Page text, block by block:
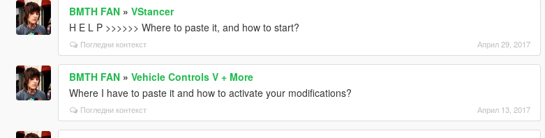
BMTH FAN» VStancer
H E L P >>>>>> Where to paste it, and how to start?
Погледни контекст Април 29, 2017
BMTH FAN» Vehicle Controls V + More
Where I have to paste it and how to activate your modifications?
Погледни контекст Април 13, 2017